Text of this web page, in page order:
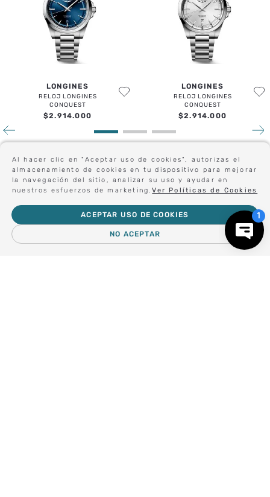
Al hacer clic en "Aceptar uso de cookies", autorizas el
almacenamiento de cookies en tu dispositivo para mejorar
la navegación del sitio, analizar su uso y ayudar en
nuestros esfuerzos de marketing.Ver Políticas de Cookies
NO ACEPTAR
ACEPTAR USO DE COOKIES
LONGINES
RELOJ LONGINES
CONQUEST
$2.914.000
LONGINES
RELOJ LONGINES
CONQUEST
$2.914.000
Sé el primero en conocer nuestras novedades:
Forma parte de nuestros clientes exclusivos.